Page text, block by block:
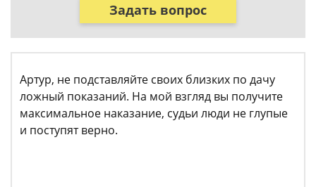
Задать вопрос
Артур, не подставляйте своих близких по дачу
ложный показаний. На мой взгляд вы получите
максимальное наказание, судьи люди не глупые
и поступят верно.